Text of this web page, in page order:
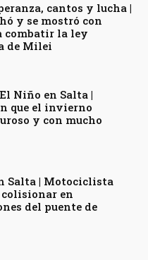
cantos y lucha |
y se mostró con
combatir la ley
de Milei
Niño en Salta |
que el invierno
y con mucho
Salta | Motociclista
en
del puente de